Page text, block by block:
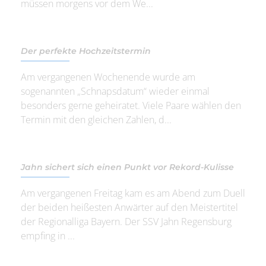
müssen morgens vor dem We...
Der perfekte Hochzeitstermin
Am vergangenen Wochenende wurde am
sogenannten „Schnapsdatum“ wieder einmal
besonders gerne geheiratet. Viele Paare wählen den
Termin mit den gleichen Zahlen, d...
Jahn sichert sich einen Punkt vor Rekord-Kulisse
Am vergangenen Freitag kam es am Abend zum Duell
der beiden heißesten Anwärter auf den Meistertitel
der Regionalliga Bayern. Der SSV Jahn Regensburg
empfing in ...